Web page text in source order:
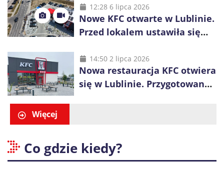
inwestycje
12:28 6 lipca 2026
Nowe KFC otwarte w Lublinie.
Przed lokalem ustawiła się
14:50 2 lipca 2026
Nowa restauracja KFC otwiera
się w Lublinie. Przygotowano
Więcej
Co gdzie kiedy?